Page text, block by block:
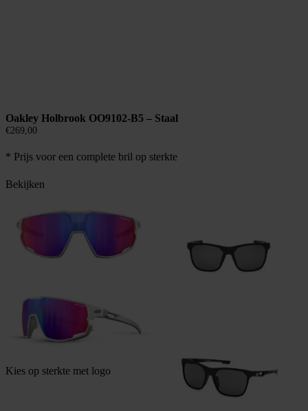
Oakley Holbrook OO9102-B5 – Staal
€269,00
* Prijs voor een complete bril op sterkte
Bekijken
Kies op sterkte met logo